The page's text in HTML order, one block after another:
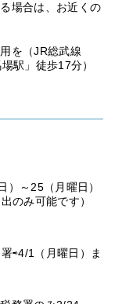
場合は、お近くの
を（JR総武線
駅」徒歩17分）
25（月曜日）
のみ可能です）
⇨4/1（月曜日）ま